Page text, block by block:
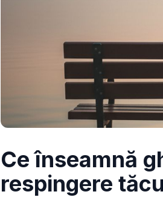
Ce înseamnă
respingere